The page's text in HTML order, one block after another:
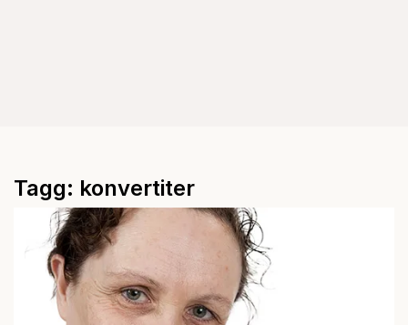
Tagg: konvertiter